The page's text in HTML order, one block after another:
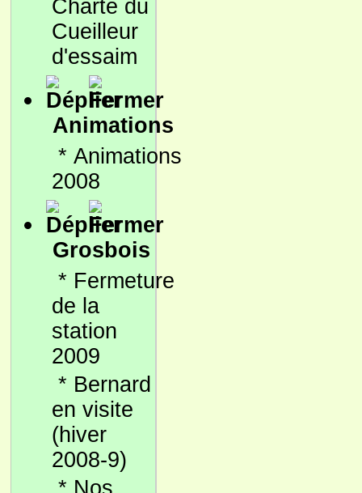
Charte du
Cueilleur
d'essaim
Animations
* Animations
2008
Grosbois
* Fermeture
de la
station
2009
* Bernard
en visite
(hiver
2008-9)
* Nos